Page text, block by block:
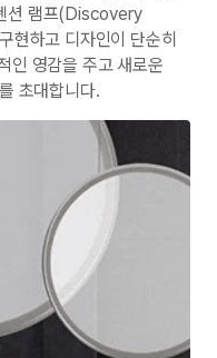
션 램프(Discovery
현하고 디자인이 단순히
인 영감을 주고 새로운
초대합니다.